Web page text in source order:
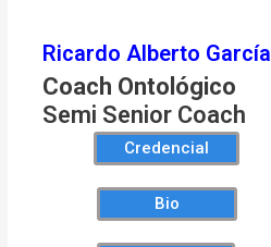
Ricardo Alberto García
Coach Ontológico
Semi Senior Coach
Credencial
Bio